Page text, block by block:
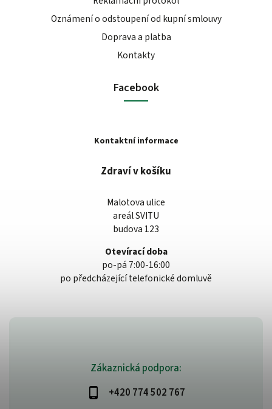
Zákaznická podpora:
+420 774 502 767
Oznámení o odstoupení od kupní smlouvy
Doprava a platba
Kontakty
Facebook
Kontaktní informace
Zdraví v košíku
Malotova ulice
areál SVITU
budova 123
Otevírací doba
po-pá 7:00-16:00
po předcházející telefonické domluvě